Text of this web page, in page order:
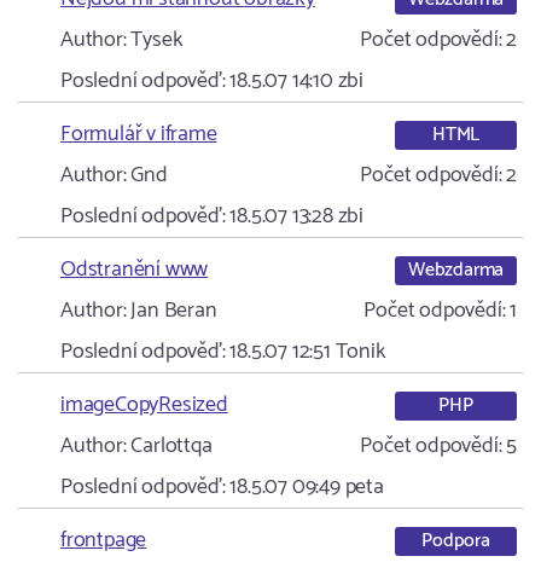
Author:Tysek Počet odpovědí:2
Poslední odpověď:18.5.07 14:10zbi
Formulář v iframe
HTML
Author:Gnd Počet odpovědí:2
Poslední odpověď:18.5.07 13:28zbi
Odstranění www
Webzdarma
Author:Jan Beran Počet odpovědí:1
Poslední odpověď:18.5.07 12:51Tonik
imageCopyResized
PHP
Author:Carlottqa Počet odpovědí:5
Poslední odpověď:18.5.07 09:49peta
frontpage
Podpora